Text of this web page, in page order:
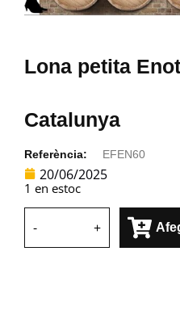
Lona petita
Catalunya
Referència: EFEN60
20/06/2025
1 en estoc
- +